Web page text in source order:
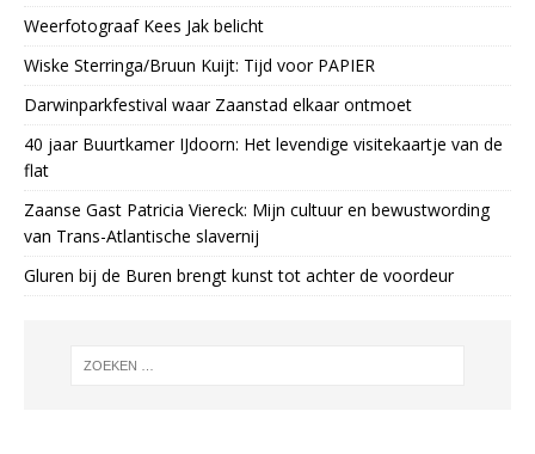
Weerfotograaf Kees Jak belicht
Wiske Sterringa/Bruun Kuijt: Tijd voor PAPIER
Darwinparkfestival waar Zaanstad elkaar ontmoet
40 jaar Buurtkamer IJdoorn: Het levendige visitekaartje van de
flat
Zaanse Gast Patricia Viereck: Mijn cultuur en bewustwording
van Trans-Atlantische slavernij
Gluren bij de Buren brengt kunst tot achter de voordeur